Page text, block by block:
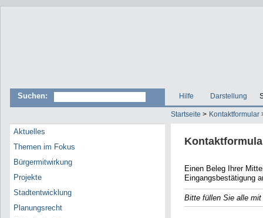
Suchen: Hilfe Darstellung
Startseite > Kontaktformular
Aktuelles
Themen im Fokus
Bürgermitwirkung
Projekte
Stadtentwicklung
Planungsrecht
Einen Beleg Ihrer Mitteilung
Eingangsbestätigung
Bitte füllen Sie alle